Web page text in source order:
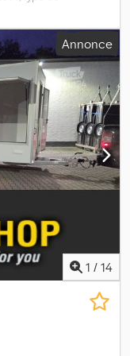
ch), Équipement:
, DAF CF 85-460
Année 12/2014 Euro
Boîte automatique
totale du
Adiswa
essieu directeur et
électriques
Annonce
1 / 14